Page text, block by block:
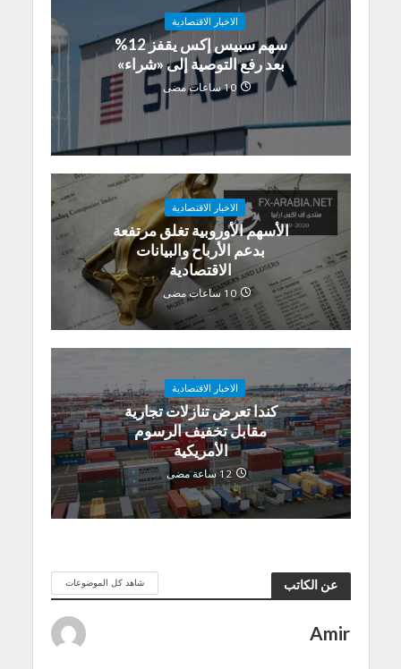
الاخبار الاقتصادية
سهم سبيس إكس يقفز 12%
بعد رفع التوصية إلى «شراء»
10 ساعات مضى
الاخبار الاقتصادية
الأسهم الأوروبية تغلق مرتفعة
بدعم الأرباح والبيانات
الاقتصادية
10 ساعات مضى
الاخبار الاقتصادية
كندا تعرض تنازلات تجارية
مقابل تخفيف الرسوم
الأمريكية
12 ساعة مضى
عن الكاتب شاهد كل الموضوعات
Amir